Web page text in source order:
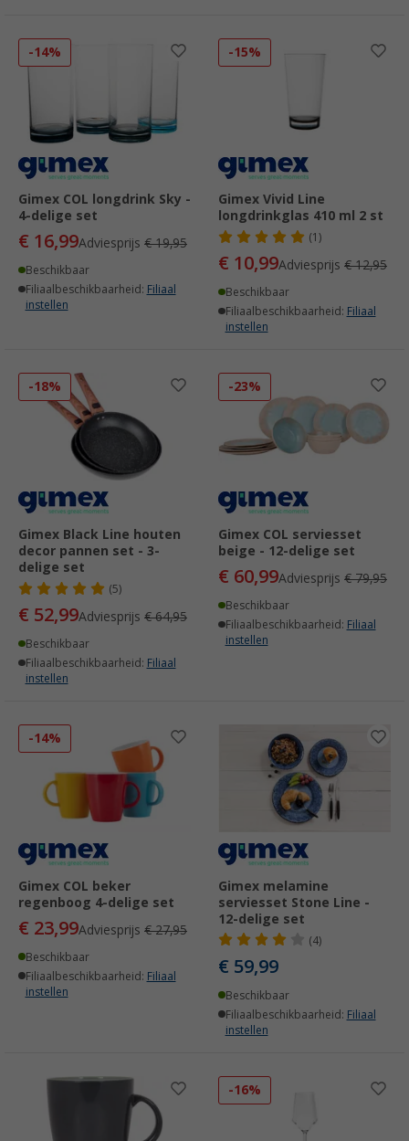
-14%
Gimex COL longdrink Sky -
4-delige set
€ 16,99Adviesprijs € 19,95
Beschikbaar
Filiaalbeschikbaarheid: Filiaal
instellen
-15%
Gimex Vivid Line
longdrinkglas 410 ml 2 st
(1)
€ 10,99Adviesprijs € 12,95
Beschikbaar
Filiaalbeschikbaarheid: Filiaal
instellen
-18%
Gimex Black Line houten
decor pannen set - 3-
delige set
(5)
€ 52,99Adviesprijs € 64,95
Beschikbaar
Filiaalbeschikbaarheid: Filiaal
instellen
-23%
Gimex COL serviesset
beige - 12-delige set
€ 60,99Adviesprijs € 79,95
Beschikbaar
Filiaalbeschikbaarheid: Filiaal
instellen
-14%
Gimex COL beker
regenboog 4-delige set
€ 23,99Adviesprijs € 27,95
Beschikbaar
Filiaalbeschikbaarheid: Filiaal
instellen
Gimex melamine
serviesset Stone Line -
12-delige set
(4)
€ 59,99
Beschikbaar
Filiaalbeschikbaarheid: Filiaal
instellen
-16%